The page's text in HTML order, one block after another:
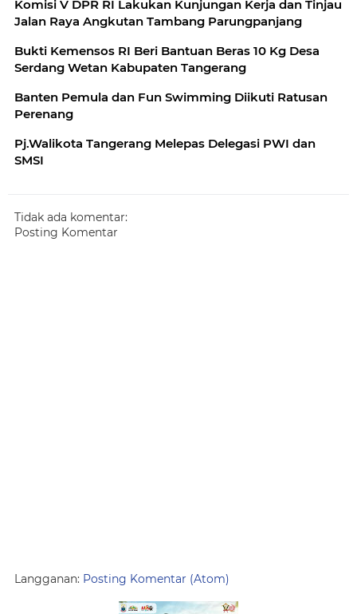
Komisi V DPR RI Lakukan Kunjungan Kerja dan Tinjau
Jalan Raya Angkutan Tambang Parungpanjang
Bukti Kemensos RI Beri Bantuan Beras 10 Kg Desa
Serdang Wetan Kabupaten Tangerang
Banten Pemula dan Fun Swimming Diikuti Ratusan
Perenang
Pj.Walikota Tangerang Melepas Delegasi PWI dan
SMSI
Tidak ada komentar:
Posting Komentar
Langganan: Posting Komentar (Atom)